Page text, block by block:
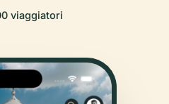
viaggiatori